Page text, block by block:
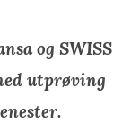
og SWISS
utprøving